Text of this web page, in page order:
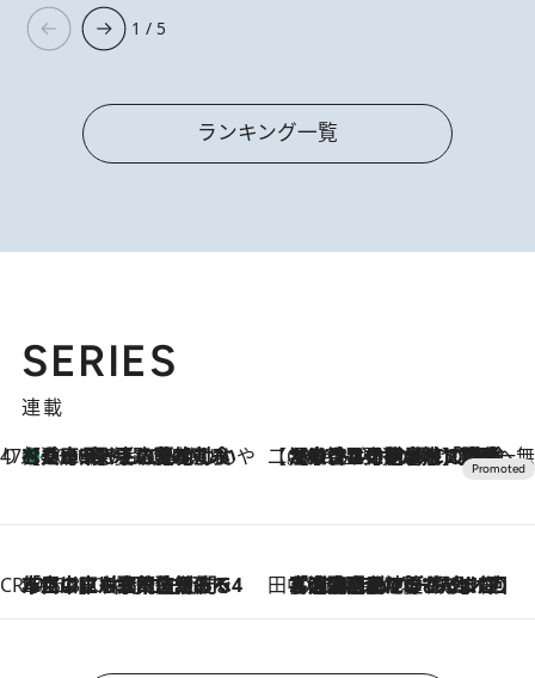
1 / 5
ランキング一覧
SERIES
連載
47都道府県の手みやげ ひんやりスイーツで夏を満喫
2026.8.8
【兵庫県】この夏絶対食べたい 冷やしておいしいおやつ3選 淡路島の恵みをジェラートに集約 【CREA×星野リゾート】唯一無二。癒しと発見が待つ場所へ
2026.8.7
【トンボの足水浴】ヒノキの香りに包まれて涼感マックス！約13℃の湧水かけ流しを避暑地「星野温泉 トンボの湯」で体験
CREA'S CHOICE
2026.8.7
「立川にも歌舞伎があるんだよ」 片岡仁左衛門・市川中車ら豪華座組みで4年目の立川立飛歌舞伎へ 田中稲の勝手に再ブーム
2026.8.7
「湘南乃風に憧れて」観客大盛上がりの“タオル回し”に、ラッパー顔負けの高速歌唱まで…さだまさし（74）のアグレッシブすぎる現在地